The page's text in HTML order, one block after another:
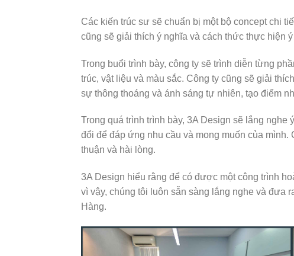
Các kiến trúc sư sẽ chuẩn bị một bộ concept chi
cũng sẽ giải thích ý nghĩa và cách thức thực hiện
Trong buổi trình bày, công ty sẽ trình diễn từng
trúc, vật liệu và màu sắc. Công ty cũng sẽ giải
sự thông thoáng và ánh sáng tự nhiên, tạo điểm
Trong quá trình trình bày, 3A Design sẽ lắng
đổi để đáp ứng nhu cầu và mong muốn của
thuận và hài lòng.
3A Design hiểu rằng để có được một công trình
vì vậy, chúng tôi luôn sẵn sàng lắng nghe và đưa
Hàng.